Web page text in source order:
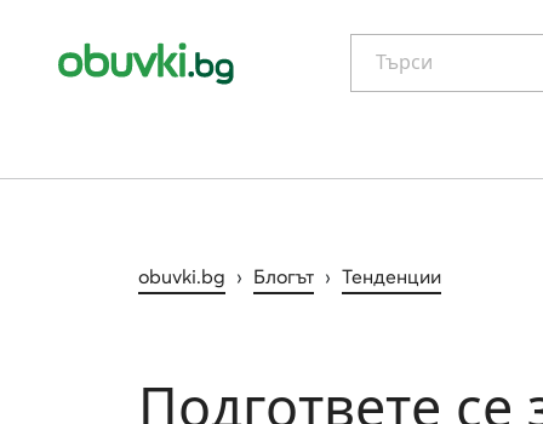
Търси
obuvki.bg › Блогът › Тенденции
Подгответе се